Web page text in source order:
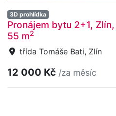
3D prohlídka
Pronájem bytu 2+1,
55 m2
třída Tomáše Bati, Zlín
12 000 Kč /za měsíc